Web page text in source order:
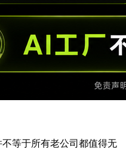
等于所有老公司都值得无